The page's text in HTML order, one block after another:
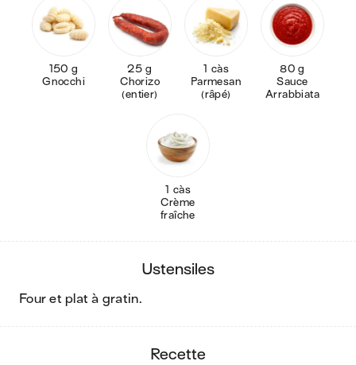
150 g
Gnocchi
25 g
Chorizo
(entier)
1 càs
Parmesan
(râpé)
80 g
Sauce
Arrabbiata
1 càs
Crème
fraîche
ustensiles
four et plat à gratin.
recette